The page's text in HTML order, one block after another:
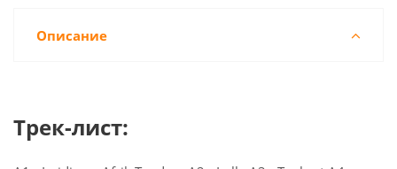
Описание
Трек-лист: